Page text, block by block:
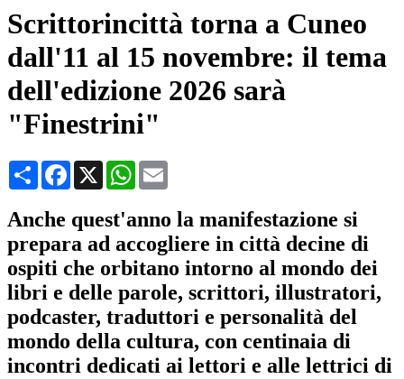
Scrittorincittà torna a Cuneo
dall'11 al 15 novembre: il tema
dell'edizione 2026 sarà
"Finestrini"
CondividiFacebook
X WhatsApp
Anche quest'anno la manifestazione si
prepara ad accogliere in città decine di
ospiti che orbitano intorno al mondo dei
libri e delle parole, scrittori, illustratori,
podcaster, traduttori e personalità del
mondo della cultura, con centinaia di
incontri dedicati ai lettori e alle lettrici di